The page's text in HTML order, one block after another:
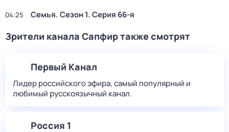
04:25 Семья. Сезон 1. Серия 66-я
Зрители канала Сапфир также смотрят
Первый Канал
Лидер российского эфира, самый популярный и
любимый русскоязычный канал.
Россия 1